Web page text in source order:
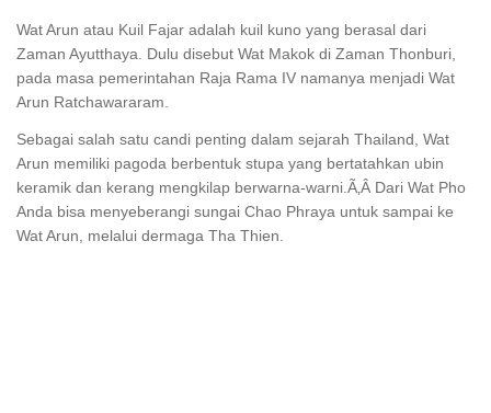
Wat Arun atau Kuil Fajar adalah kuil kuno yang berasal dari
Zaman Ayutthaya. Dulu disebut Wat Makok di Zaman Thonburi,
pada masa pemerintahan Raja Rama IV namanya menjadi Wat
Arun Ratchawararam.
Sebagai salah satu candi penting dalam sejarah Thailand, Wat
Arun memiliki pagoda berbentuk stupa yang bertatahkan ubin
keramik dan kerang mengkilap berwarna-warni.Ã‚Â Dari Wat Pho
Anda bisa menyeberangi sungai Chao Phraya untuk sampai ke
Wat Arun, melalui dermaga Tha Thien.